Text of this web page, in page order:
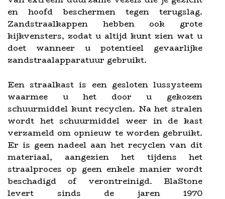
en hoofd beschermen tegen terugslag.
Zandstraalkappen hebben ook grote
kijkvensters, zodat u altijd kunt zien wat u
doet wanneer u potentieel gevaarlijke
zandstraalapparatuur gebruikt.
Een straalkast is een gesloten lussysteem
waarmee u het door u gekozen
schuurmiddel kunt recyclen. Na het stralen
wordt het schuurmiddel weer in de kast
verzameld om opnieuw te worden gebruikt.
Er is geen nadeel aan het recyclen van dit
materiaal, aangezien het tijdens het
straalproces op geen enkele manier wordt
beschadigd of verontreinigd. BlaStone
levert sinds de jaren 1970